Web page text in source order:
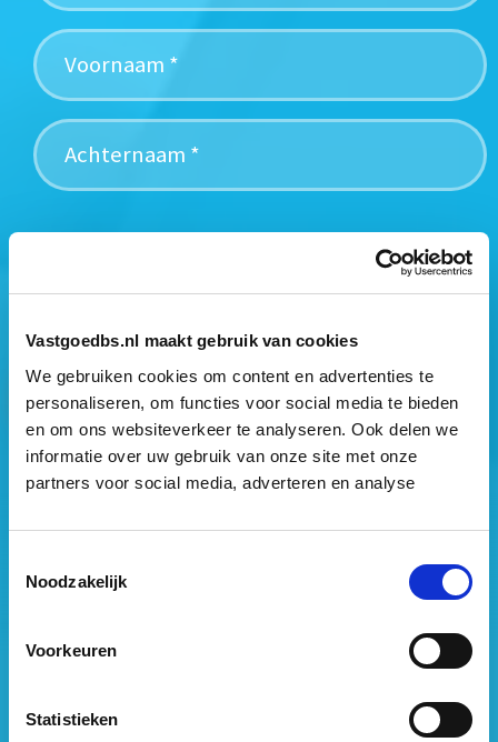
Vastgoedbs.nl maakt gebruik van cookies
We gebruiken cookies om content en advertenties te
personaliseren, om functies voor social media te bieden
en om ons websiteverkeer te analyseren. Ook delen we
informatie over uw gebruik van onze site met onze
partners voor social media, adverteren en analyse
Noodzakelijk
Voorkeuren
Statistieken
Mogen wij jouw gegevens opslaan?*
Ja, ik geef toestemming om mijn gegevens op te slaan
5617 AM Eindhoven
info@vastgoedbs.nl
BTW: NL809795863B01